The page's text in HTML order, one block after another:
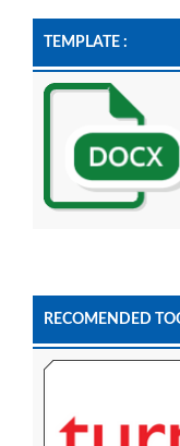
TEMPLATE :
RECOMENDED